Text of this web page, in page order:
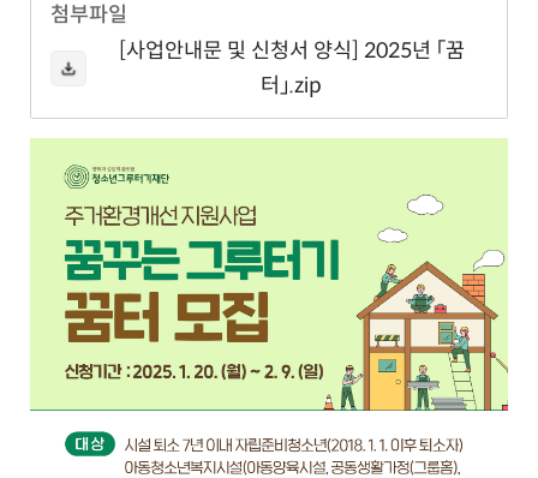
첨부파일
[사업안내문 및 신청서 양식] 2025년 「꿈
터」.zip